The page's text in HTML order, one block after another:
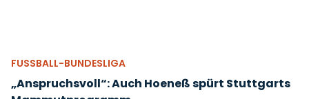
FUSSBALL-BUNDESLIGA
„Anspruchsvoll“: Auch Hoeneß spürt Stuttgarts